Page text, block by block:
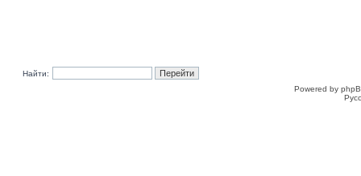
Найти:
Powered by